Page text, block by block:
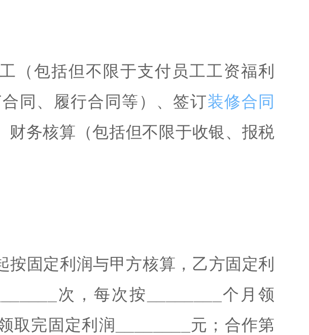
（包括但不限于支付员工工资福利
同、履行合同等）、签订装修合同
财务核算（包括但不限于收银、报税
按固定利润与甲方核算，乙方固定利
次，每次按
个月领
取完固定利润
元；合作第